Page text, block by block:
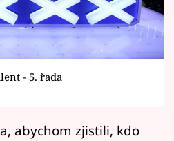
Vary
- 5. řada
abychom zjistili, kdo